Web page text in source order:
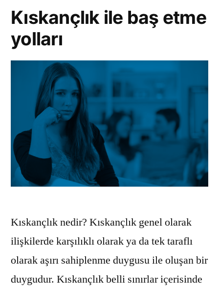
Kıskançlık ile baş etme
yolları
Kıskançlık nedir? Kıskançlık genel olarak
ilişkilerde karşılıklı olarak ya da tek taraflı
olarak aşırı sahiplenme duygusu ile oluşan bir
duygudur. Kıskançlık belli sınırlar içerisinde